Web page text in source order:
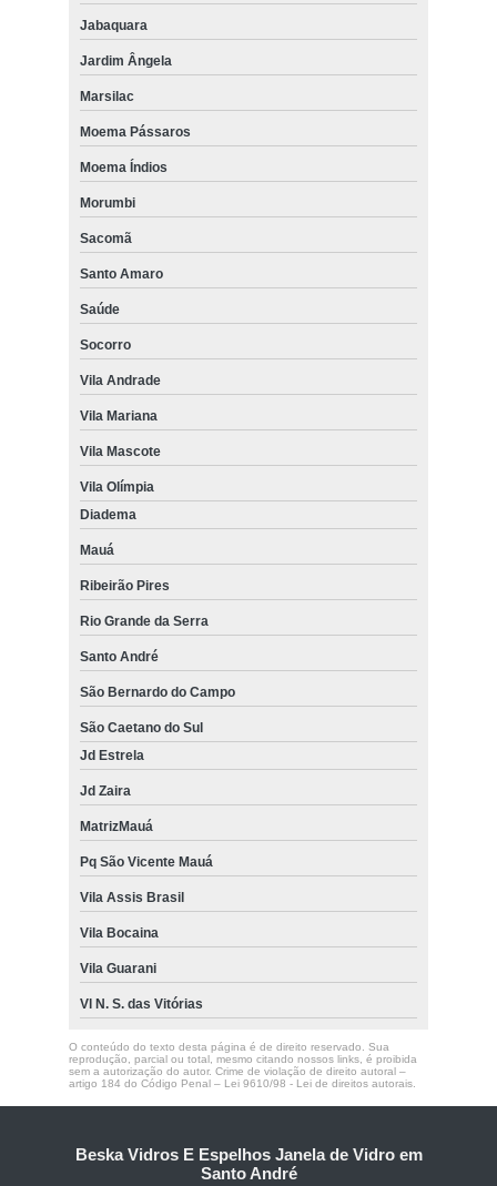
Jabaquara
Jardim Ângela
Marsilac
Moema Pássaros
Moema Índios
Morumbi
Sacomã
Santo Amaro
Saúde
Socorro
Vila Andrade
Vila Mariana
Vila Mascote
Vila Olímpia
Diadema
Mauá
Ribeirão Pires
Rio Grande da Serra
Santo André
São Bernardo do Campo
São Caetano do Sul
Jd Estrela
Jd Zaira
MatrizMauá
Pq São Vicente Mauá
Vila Assis Brasil
Vila Bocaina
Vila Guarani
Vl N. S. das Vitórias
O conteúdo do texto desta página é de direito reservado. Sua
reprodução, parcial ou total, mesmo citando nossos links, é proibida
sem a autorização do autor. Crime de violação de direito autoral –
artigo 184 do Código Penal – Lei 9610/98 - Lei de direitos autorais.
Beska Vidros E Espelhos Janela de Vidro em
Santo André